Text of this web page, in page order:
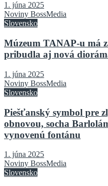
1. júna 2025
Noviny BossMedia
Slovensko
Múzeum TANAP-u má
pribudla aj nová
1. júna 2025
Noviny BossMedia
Slovensko
Piešťanský symbol pre
obnovou, socha
vynovenú fontánu
1. júna 2025
Noviny BossMedia
Slovensko